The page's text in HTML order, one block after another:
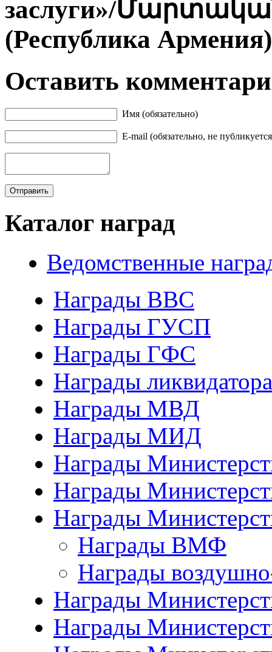
заслуги»/
(Республика Армения)
Оставить
Имя (обязательно)
E-mail (обязательно, не
Каталог наград
Ведомственные
Награды ВВС
Награды ГУСП
Награды ГФС
Награды
Награды МВД
Награды МИД
Награды
Награды
Награды
Награды ВМФ
Награды
Награды
Награды